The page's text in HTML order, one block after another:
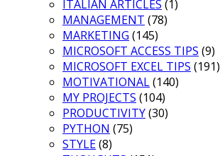
ITALIAN ARTICLES (1)
MANAGEMENT (78)
MARKETING (145)
MICROSOFT ACCESS TIPS (9)
MICROSOFT EXCEL TIPS (191)
MOTIVATIONAL(140)
MY PROJECTS (104)
PRODUCTIVITY(30)
PYTHON (75)
STYLE(8)